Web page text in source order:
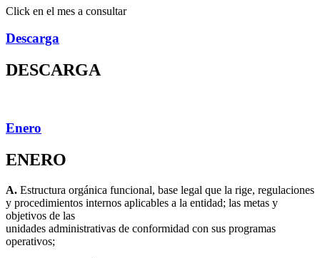
Click en el mes a consultar
Descarga
DESCARGA
Enero
ENERO
A. Estructura orgánica funcional, base legal que la rige, regulaciones
y procedimientos internos aplicables a la entidad; las metas y
objetivos de las
unidades administrativas de conformidad con sus programas
operativos;